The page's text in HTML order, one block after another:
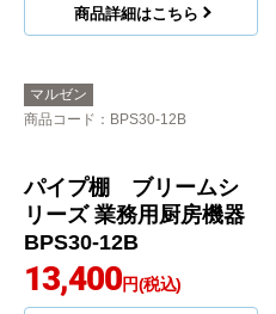
商品コード：BPS30-09B
パイプ棚 ブリームシ
リーズ 業務用厨房機器
BPS30-09B
12,500 円(税込)
商品詳細はこちら
マルゼン